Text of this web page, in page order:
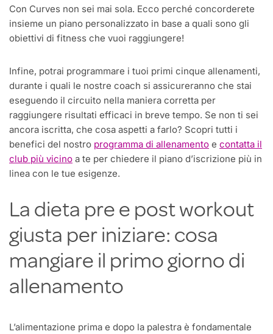
Con Curves non sei mai sola. Ecco perché concorderete
insieme un piano personalizzato in base a quali sono gli
obiettivi di fitness che vuoi raggiungere!
Infine, potrai programmare i tuoi primi cinque allenamenti,
durante i quali le nostre coach si assicureranno che stai
eseguendo il circuito nella maniera corretta per
raggiungere risultati efficaci in breve tempo. Se non ti sei
ancora iscritta, che cosa aspetti a farlo? Scopri tutti i
benefici del nostro programma di allenamento e contatta il
club più vicino a te per chiedere il piano d’iscrizione più in
linea con le tue esigenze.
La dieta pre e post workout
giusta per iniziare: cosa
mangiare il primo giorno di
allenamento
L’alimentazione prima e dopo la palestra è fondamentale